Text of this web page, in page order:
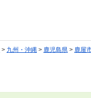
> 九州・沖縄 > 鹿児島県 > 鹿屋